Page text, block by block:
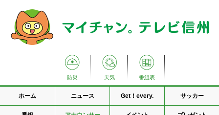
防災 天気 番組表
ホーム ニュース Get！every. サッカー